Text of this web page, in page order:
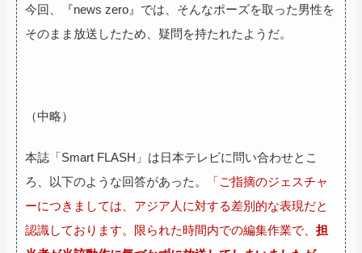
今回、『news zero』では、そんなポーズを取った男性を
そのまま放送したため、疑問を持たれたようだ。
（中略）
本誌「Smart FLASH」は日本テレビに問い合わせとこ
ろ、以下のような回答があった。
「ご指摘のジェスチャ
ーにつきましては、アジア人に対する差別的な表現だと
認識しております。限られた時間内での編集作業で、 担